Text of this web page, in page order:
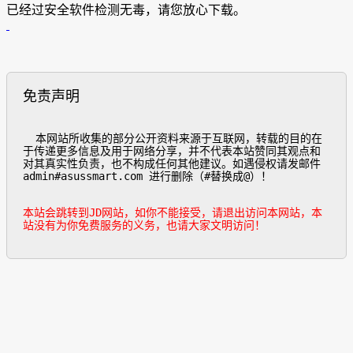
已经过安全软件检测无毒，请您放心下载。
免责声明
于传递更多信息及用于网络分享，并不代表本站赞同其观点和
对其真实性负责，也不构成任何其他建议。如遇侵权请发邮件
admin#asussmart.com 进行删除（#替换成@）！
本站会跳转到JD网站，如你不能接受，请退出访问本网站，本
站没有为你免费服务的义务，也请大家文明访问！